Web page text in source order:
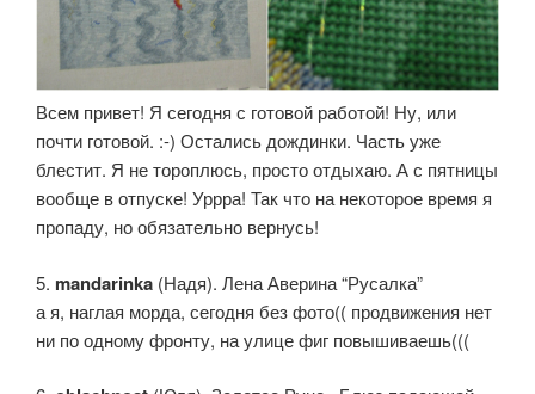
Всем привет! Я сегодня с готовой работой! Ну, или
почти готовой. :-) Остались дождинки. Часть уже
блестит. Я не тороплюсь, просто отдыхаю. А с пятницы
вообще в отпуске! Уррра! Так что на некоторое время я
пропаду, но обязательно вернусь!
5. mandarinka (Надя). Лена Аверина “Русалка”
а я, наглая морда, сегодня без фото(( продвижения нет
ни по одному фронту, на улице фиг повышиваешь(((